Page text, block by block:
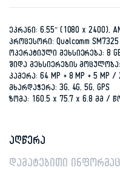
ეკრანი: 6.55″ (1080 x 2400),
პროცესორი: Qualcomm
ოპერატიული მეხსიერება: 8
შიდა მეხსიერების მოცულობა:
კამერა: 64 MP + 8 MP + 5 MP /
მხარდაჭერა: 3G, 4G, 5G, GPS
ზომა: 160.5 x 75.7 x 6.8 მმ /
აღწერა
დამატებითი